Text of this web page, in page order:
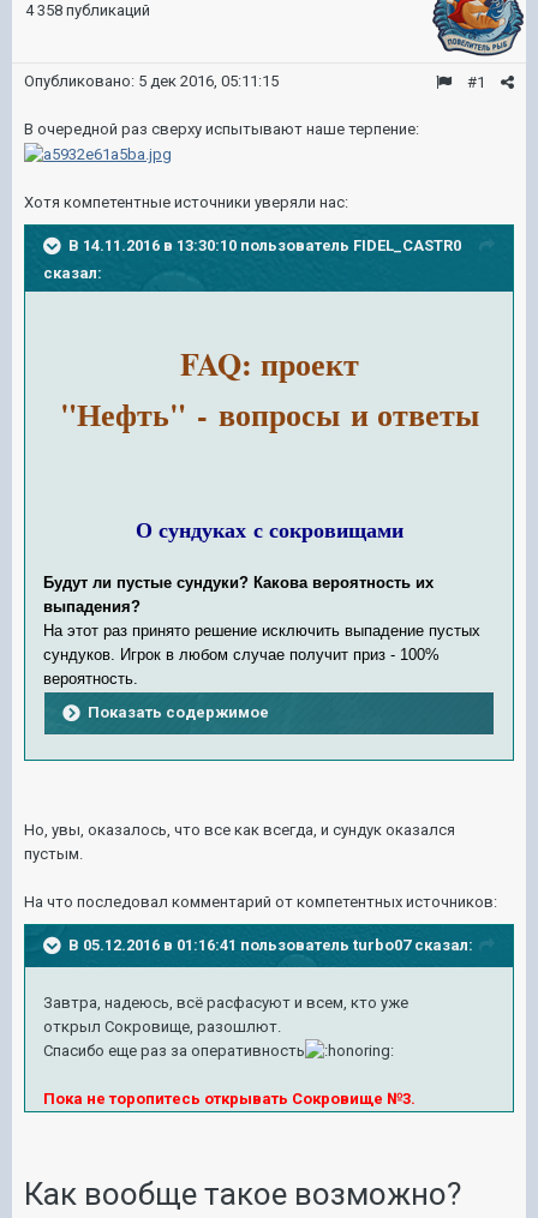
4 358 публикаций
#1
Опубликовано: 5 дек 2016, 05:11:15
В очередной раз сверху испытывают наше терпение:
Хотя компетентные источники уверяли нас:
В 14.11.2016 в 13:30:10 пользователь FIDEL_CASTR0
сказал:
FAQ: проект
"Нефть" - вопросы и ответы
О сундуках с сокровищами
Будут ли пустые сундуки? Какова вероятность их
выпадения?
На этот раз принято решение исключить выпадение пустых
сундуков. Игрок в любом случае получит приз - 100%
вероятность.
Показать содержимое
Но, увы, оказалось, что все как всегда, и сундук оказался
пустым.
На что последовал комментарий от компетентных источников:
В 05.12.2016 в 01:16:41 пользователь turbo07 сказал:
Завтра, надеюсь, всё расфасуют и всем, кто уже
открыл Сокровище, разошлют.
Спасибо еще раз за оперативность
Пока не торопитесь открывать Сокровище №3.
Как вообще такое возможно?